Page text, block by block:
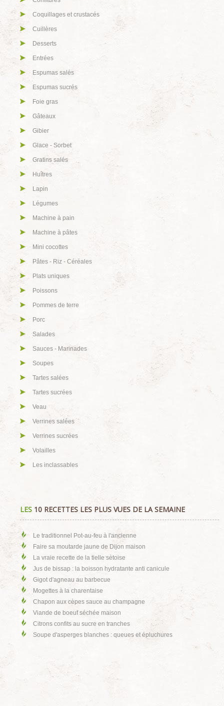
Coquillages et crustacés
Cuillères
Desserts
Entrées
Espumas salés
Espumas sucrés
Foie gras
Gâteaux
Gibier
Glace - Sorbet
Gratins salés
Huîtres
Lapin
Légumes
Machine à pain
Machine à pâtes
Mini cocottes
Pâtes - Riz - Céréales
Plats uniques
Poissons
Pommes de terre
Porc
Salades
Sauces - Marinades
Soupes
Tartes salées
Tartes sucrées
Veau
Verrines salées
Verrines sucrées
Volailles
Les inclassables
LES 10 RECETTES LES PLUS VUES DE LA SEMAINE
Le traditionnel Pot-au-feu à l'ancienne
Faire sa moutarde jaune de Dijon maison
La vraie recette de la tielle sètoise
Jus de bissap : la boisson hydratante anti canicule
Gigot d'agneau au barbecue
Mogettes à la charentaise
Chapon aux cèpes sauce au champagne
Viande de boeuf séchée maison
Citrons confits au sucre en tranches
Soupe d'asperges blanches : queues et épluchures